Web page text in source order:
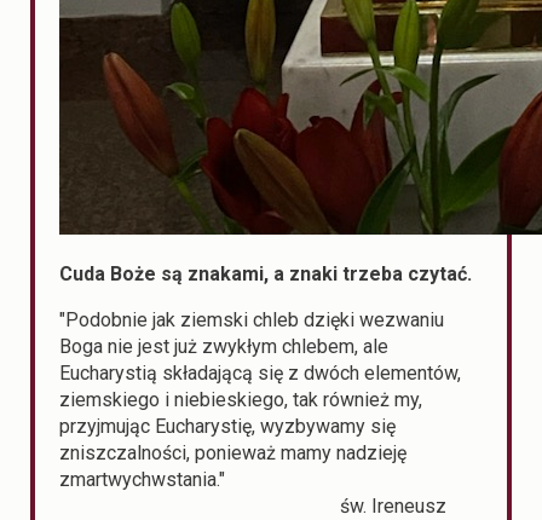
Cuda Boże są znakami, a znaki trzeba czytać.
"Podobnie jak ziemski chleb dzięki wezwaniu
Boga nie jest już zwykłym chlebem, ale
Eucharystią składającą się z dwóch elementów,
ziemskiego i niebieskiego, tak również my,
przyjmując Eucharystię, wyzbywamy się
zniszczalności, ponieważ mamy nadzieję
zmartwychwstania."
św. Ireneusz